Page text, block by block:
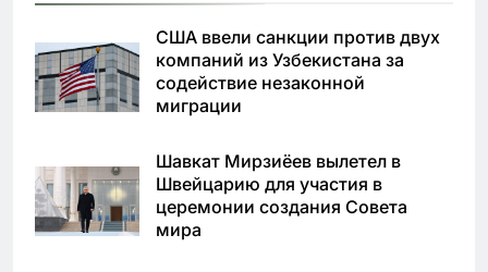
США ввели санкции против двух
компаний из Узбекистана за
содействие незаконной
миграции
Шавкат Мирзиёев вылетел в
Швейцарию для участия в
церемонии создания Совета
мира